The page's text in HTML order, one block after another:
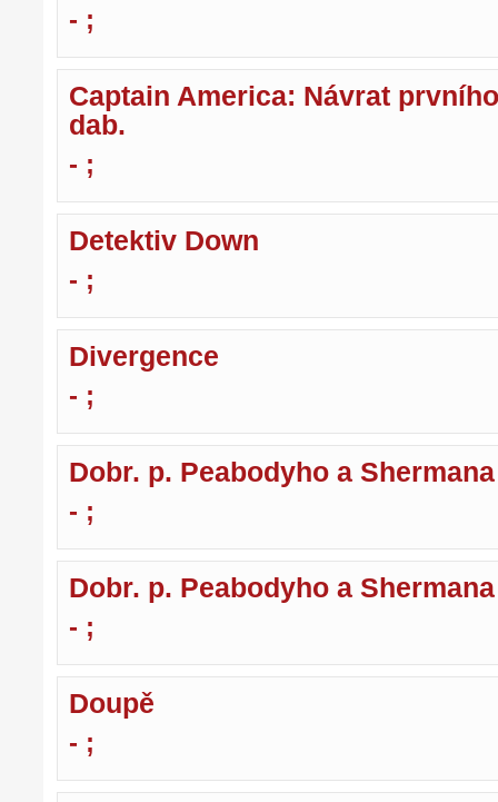
- ;
Captain America: Návrat
dab.
- ;
Detektiv Down
- ;
Divergence
- ;
Dobr. p. Peabodyho a Shermana
- ;
Dobr. p. Peabodyho a
- ;
Doupě
- ;